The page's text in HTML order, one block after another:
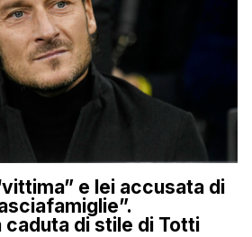
e lei accusata di
caduta di stile di Totti